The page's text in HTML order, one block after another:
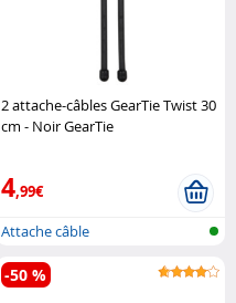
2 attache-câbles GearTie Twist 30
cm - Noir GearTie
4,99€
Attache câble
-50 %